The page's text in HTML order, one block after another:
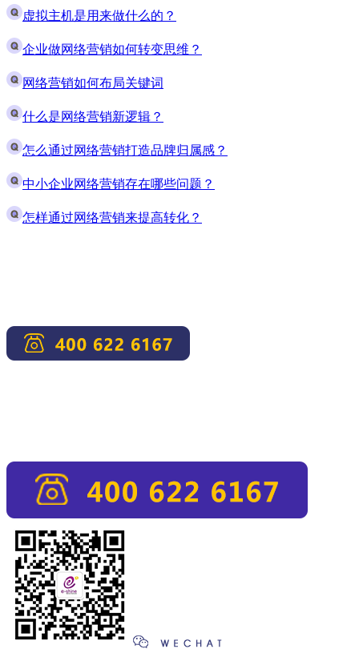
虚拟主机是用来做什么的？
企业做网络营销如何转变思维？
网络营销如何布局关键词
什么是网络营销新逻辑？
怎么通过网络营销打造品牌归属感？
中小企业网络营销存在哪些问题？
怎样通过网络营销来提高转化？